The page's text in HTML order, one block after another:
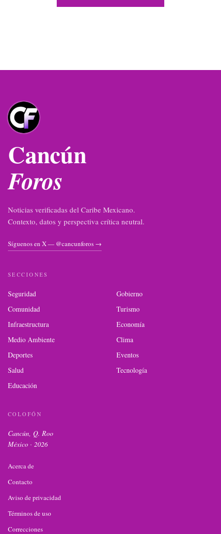
Cancún
Foros
Noticias verificadas del Caribe Mexicano.
Contexto, datos y perspectiva crítica neutral.
Síguenos en X — @cancunforos →
SECCIONES
Seguridad
Gobierno
Comunidad
Turismo
Infraestructura
Economía
Medio Ambiente
Clima
Deportes
Eventos
Salud
Tecnología
Educación
COLOFÓN
Cancún, Q. Roo
México · 2026
Acerca de
Contacto
Aviso de privacidad
Términos de uso
Correcciones